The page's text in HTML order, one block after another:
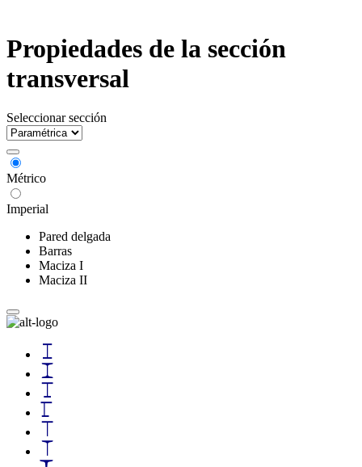
Propiedades de la sección
transversal
Seleccionar sección
Métrico
Imperial
Pared delgada
Barras
Maciza I
Maciza II